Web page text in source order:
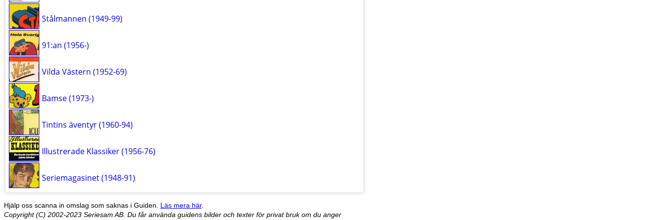
Stålmannen (1949-99)
91:an (1956-)
Vilda Västern (1952-69)
Bamse (1973-)
Tintins äventyr (1960-94)
Illustrerade Klassiker (1956-76)
Seriemagasinet (1948-91)
Hjälp oss scanna in omslag som saknas i Guiden. Läs mera här.
Copyright (C) 2002-2023 Seriesam AB. Du får använda guidens bilder och texter för privat bruk om du anger